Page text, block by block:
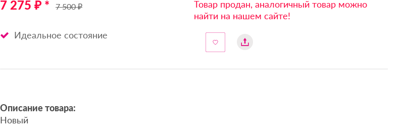
7 275 ₽ * 7 500 ₽
Идеальное состояние
Товар продан, аналогичный товар можно
найти на нашем сайте!
Описание товара:
Новый